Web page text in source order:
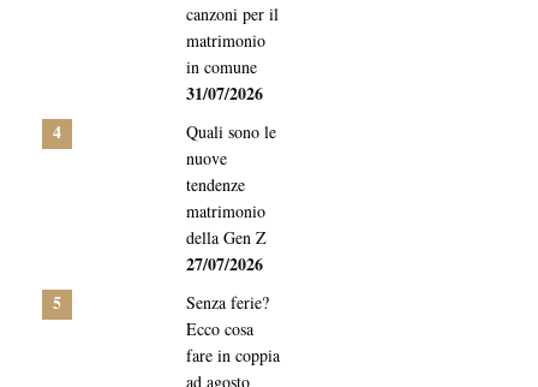
canzoni per il
matrimonio
in comune
31/07/2026
Quali sono le
nuove
tendenze
matrimonio
della Gen Z
27/07/2026
4
Senza ferie?
Ecco cosa
fare in coppia
ad agosto
5